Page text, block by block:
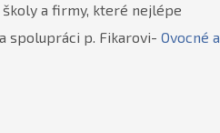
a firmy, které nejlépe
spolupráci p. Fikarovi- Ovocné a